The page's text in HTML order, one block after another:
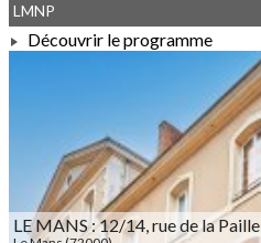
À PARTIR DE 186 776,00 €
LMNP
Découvrir le programme
LE MANS : 12/14, rue de la Paille